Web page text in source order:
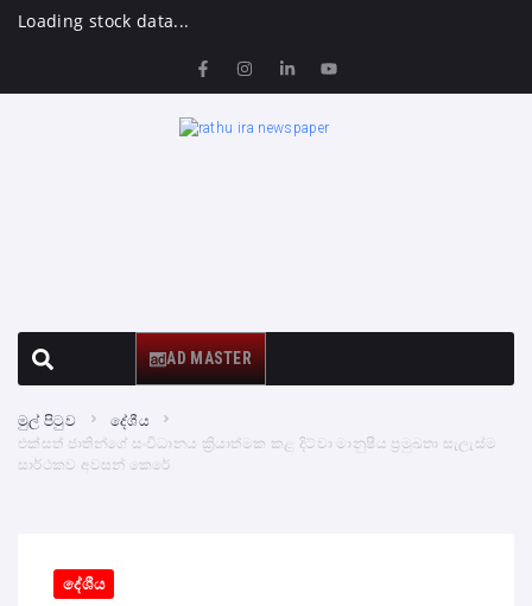
Loading stock data...
AD MASTER
මුල් පිටුව
දේශීය
එක්සත් ජාතින්ගේ සංවිධානය ක්‍රියාත්මක කළ දිට්වා මානුෂීය ප්‍රමුඛතා සැලැස්ම
සාර්ථකව අවසන් කෙරේ
දේශීය